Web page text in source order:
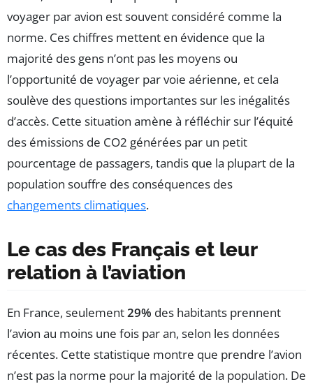
voyager par avion est souvent considéré comme la
norme. Ces chiffres mettent en évidence que la
majorité des gens n’ont pas les moyens ou
l’opportunité de voyager par voie aérienne, et cela
soulève des questions importantes sur les inégalités
d’accès. Cette situation amène à réfléchir sur l’équité
des émissions de CO2 générées par un petit
pourcentage de passagers, tandis que la plupart de la
population souffre des conséquences des
changements climatiques.
Le cas des Français et leur
relation à l’aviation
En France, seulement29% des habitants prennent
l’avion au moins une fois par an, selon les données
récentes. Cette statistique montre que prendre l’avion
n’est pas la norme pour la majorité de la population. De